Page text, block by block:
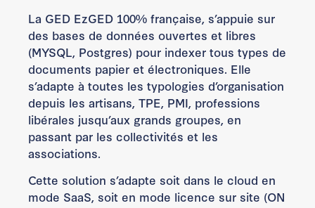
La GED EzGED 100% française, s’appuie sur
des bases de données ouvertes et libres
(MYSQL, Postgres) pour indexer tous types de
documents papier et électroniques. Elle
s’adapte à toutes les typologies d’organisation
depuis les artisans, TPE, PMI, professions
libérales jusqu’aux grands groupes, en
passant par les collectivités et les
associations.
Cette solution s’adapte soit dans le cloud en
mode SaaS, soit en mode licence sur site (ON